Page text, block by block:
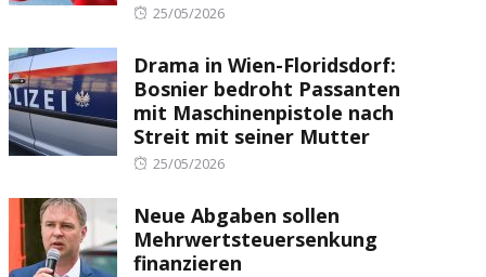
Posted
25/05/2026
Drama in Wien-Floridsdorf:
Bosnier bedroht Passanten
mit Maschinenpistole nach
Streit mit seiner Mutter
Posted
25/05/2026
Neue Abgaben sollen
Mehrwertsteuersenkung
finanzieren